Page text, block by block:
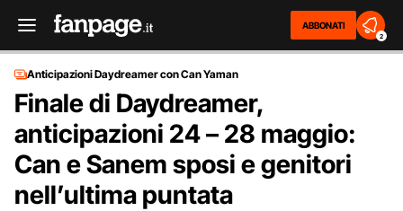
ABBONATI
2
Anticipazioni Daydreamer con Can Yaman
Finale di Daydreamer,
anticipazioni 24 – 28 maggio:
Can e Sanem sposi e genitori
nell’ultima puntata